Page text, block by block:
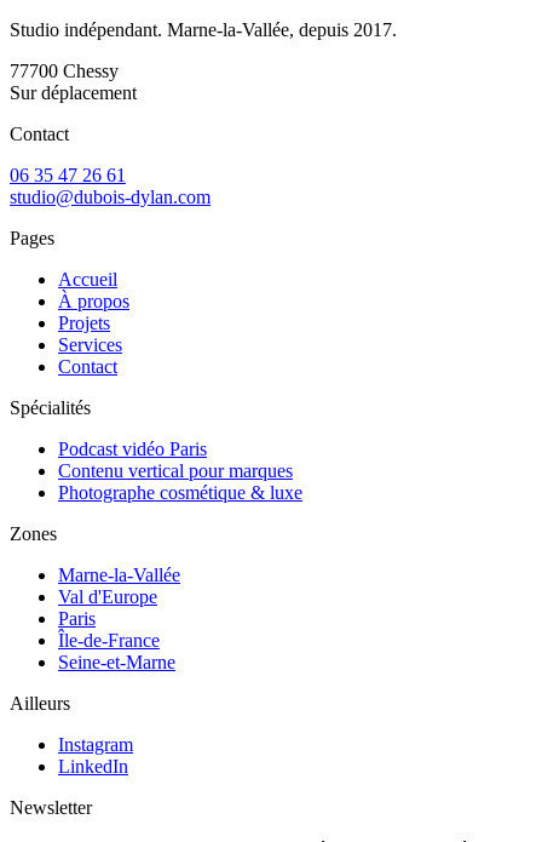
Studio indépendant. Marne-la-Vallée, depuis 2017.
77700 Chessy
Sur déplacement
Contact
06 35 47 26 61
studio@dubois-dylan.com
Pages
Accueil
À propos
Projets
Services
Contact
Spécialités
Podcast vidéo Paris
Contenu vertical pour marques
Photographe cosmétique & luxe
Zones
Marne-la-Vallée
Val d'Europe
Paris
Île-de-France
Seine-et-Marne
Ailleurs
Instagram
LinkedIn
Newsletter